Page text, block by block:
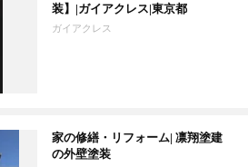
装】|ガイアクレス|東京都
ガイアクレス
家の修繕・リフォーム| 凛翔塗建
の外壁塗装